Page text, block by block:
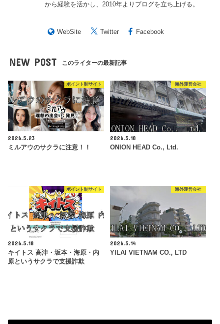
から経験を活かし、2010年よりブログを立ち上げる。
WebSite Twitter Facebook
NEW POST このライターの最新記事
ポイント制サイト
2026.5.23
ミルアウのサクラに注意！！
海外運営会社
2026.5.18
ONION HEAD Co., Ltd.
ポイント制サイト
2026.5.18
キイトス 高津・坂本・海原・内
原というサクラで支援詐欺
海外運営会社
2026.5.14
YILAI VIETNAM CO., LTD